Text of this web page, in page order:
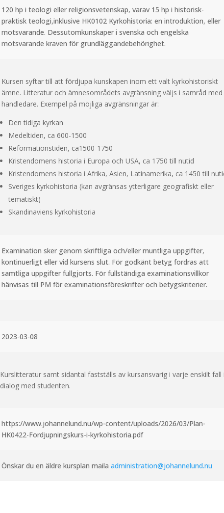
120 hp i teologi eller religionsvetenskap, varav 15 hp i historisk-
praktisk teologi,inklusive HK0102 Kyrkohistoria: en introduktion, eller
motsvarande. Dessutomkunskaper i svenska och engelska
motsvarande kraven för grundläggandebehörighet.
Kursen syftar till att fördjupa kunskapen inom ett valt kyrkohistoriskt
ämne. Litteratur och ämnesområdets avgränsning väljs i samråd med
handledare. Exempel på möjliga avgränsningar är:
Den tidiga kyrkan
Medeltiden, ca 600-1500
Reformationstiden, ca1500-1750
Kristendomens historia i Europa och USA, ca 1750 till nutid
Kristendomens historia i Afrika, Asien, Latinamerika, ca 1450 till
Sveriges kyrkohistoria (kan avgränsas ytterligare geografiskt eller
tematiskt)
Skandinaviens kyrkohistoria
Examination sker genom skriftliga och/eller muntliga uppgifter,
kontinuerligt eller vid kursens slut. För godkänt betyg fordras att
samtliga uppgifter fullgjorts. För fullständiga examinationsvillkor
hänvisas till PM för examinationsföreskrifter och betygskriterier.
2023-03-08
Kurslitteratur samt sidantal fastställs av kursansvarig i varje enskilt fall
dialog med studenten.
https://www.johannelund.nu/wp-content/uploads/2026/03/Plan-
HK0422-Fordjupningskurs-i-kyrkohistoria.pdf
Önskar du en äldre kursplan maila administration@johannelund.nu